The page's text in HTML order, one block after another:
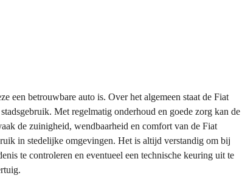
een betrouwbare auto is. Over het algemeen staat de Fiat
Met regelmatig onderhoud en goede zorg kan de
de zuinigheid, wendbaarheid en comfort van de Fiat
in stedelijke omgevingen. Het is altijd verstandig om bij
te controleren en eventueel een technische keuring uit te